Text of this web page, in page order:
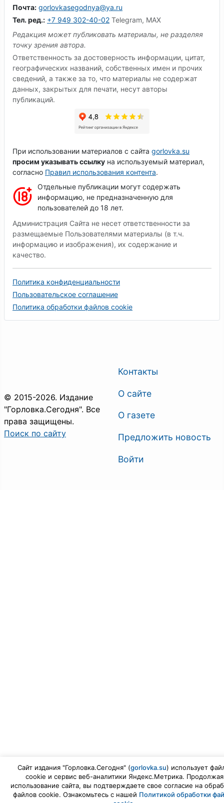
Почта: gorlovkasegodnya@ya.ru
Тел. ред.: +7 949 302-40-02 Telegram, MAX
Редакция может публиковать материалы, не разделяя
точку зрения автора.
Ответственность за достоверность информации, цитат,
географических названий, собственных имен и прочих
сведений, а также за то, что материалы не содержат
данных, закрытых для печати, несут авторы
публикаций.
При использовании материалов с сайта gorlovka.su
просим указывать ссылку на используемый материал,
согласно Правил использования контента.
Отдельные публикации могут содержать
информацию, не предназначенную для
пользователей до 18 лет.
Администрация Сайта не несет ответственности за
размещаемые Пользователями материалы (в т.ч.
информацию и изображения), их содержание и
качество.
Политика конфиденциальности
Пользовательское соглашение
Политика обработки файлов cookie
© 2015-2026. Издание
"Горловка.Сегодня". Все
права защищены.
Поиск по сайту
Контакты
О сайте
О газете
Предложить новость
Войти
Сайт издания "Горловка.Сегодня" (gorlovka.su) использует
cookie и сервис веб-аналитики Яндекс.Метрика. Продолжая
использование сайта, вы подтверждаете свое согласие на
файлов cookie. Ознакомьтесь с нашей Политикой обработки